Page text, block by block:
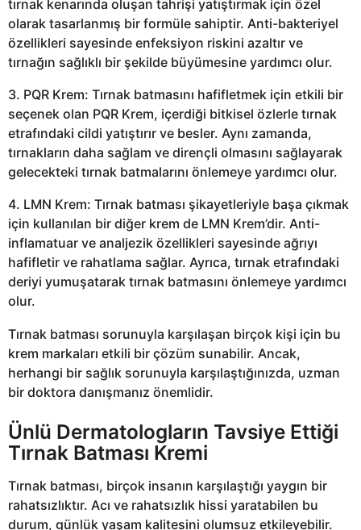
tırnak kenarında oluşan tahrişi yatıştırmak için özel
olarak tasarlanmış bir formüle sahiptir. Anti-bakteriyel
özellikleri sayesinde enfeksiyon riskini azaltır ve
tırnağın sağlıklı bir şekilde büyümesine yardımcı olur.
3. PQR Krem: Tırnak batmasını hafifletmek için etkili bir
seçenek olan PQR Krem, içerdiği bitkisel özlerle tırnak
etrafındaki cildi yatıştırır ve besler. Aynı zamanda,
tırnakların daha sağlam ve dirençli olmasını sağlayarak
gelecekteki tırnak batmalarını önlemeye yardımcı olur.
4. LMN Krem: Tırnak batması şikayetleriyle başa çıkmak
için kullanılan bir diğer krem de LMN Krem’dir. Anti-
inflamatuar ve analjezik özellikleri sayesinde ağrıyı
hafifletir ve rahatlama sağlar. Ayrıca, tırnak etrafındaki
deriyi yumuşatarak tırnak batmasını önlemeye yardımcı
olur.
Tırnak batması sorunuyla karşılaşan birçok kişi için bu
krem markaları etkili bir çözüm sunabilir. Ancak,
herhangi bir sağlık sorunuyla karşılaştığınızda, uzman
bir doktora danışmanız önemlidir.
Ünlü Dermatologların Tavsiye Ettiği
Tırnak Batması Kremi
Tırnak batması, birçok insanın karşılaştığı yaygın bir
rahatsızlıktır. Acı ve rahatsızlık hissi yaratabilen bu
durum, günlük yaşam kalitesini olumsuz etkileyebilir.